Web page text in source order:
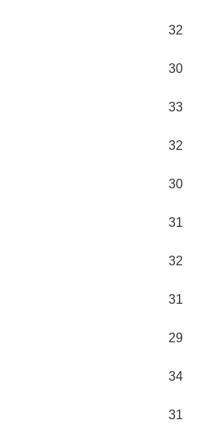
32
30
33
32
30
31
32
31
29
34
31